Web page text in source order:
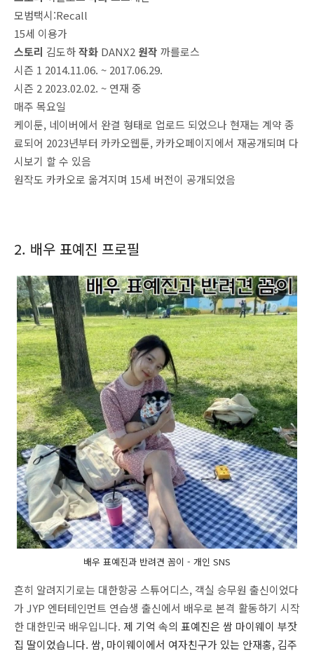
모범택시:Recall
15세 이용가
스토리 김도하작화 DANX2 원작 까를로스
시즌 1 2014.11.06. ~ 2017.06.29.
시즌 2 2023.02.02. ~ 연재 중
매주 목요일
케이툰, 네이버에서 완결 형태로 업로드 되었으나 현재는 계약 종
료되어 2023년부터 카카오웹툰, 카카오페이지에서 재공개되며 다
시보기 할 수 있음
원작도 카카오로 옮겨지며 15세 버전이 공개되었음
2. 배우 표예진 프로필
배우 표예진과 반려견 꼼이 - 개인 SNS
흔히 알려지기로는 대한항공 스튜어디스, 객실 승무원 출신이었다
가 JYP 엔터테인먼트 연습생 출신에서 배우로 본격 활동하기 시작
한 대한민국 배우입니다. 제 기억 속의 표예진은 쌈 마이웨이 부잣
집 딸이었습니다. 쌈, 마이웨이에서 여자친구가 있는 안재홍, 김주